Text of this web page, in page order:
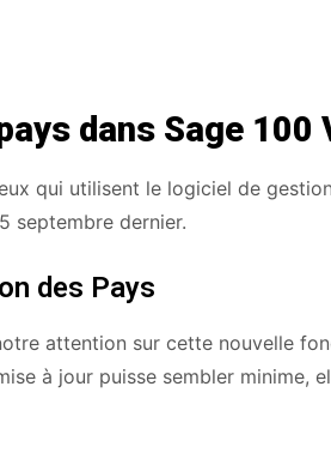
dans Sage 100
qui utilisent le logiciel de
septembre dernier.
des Pays
attention sur cette nouvelle
à jour puisse sembler minime,